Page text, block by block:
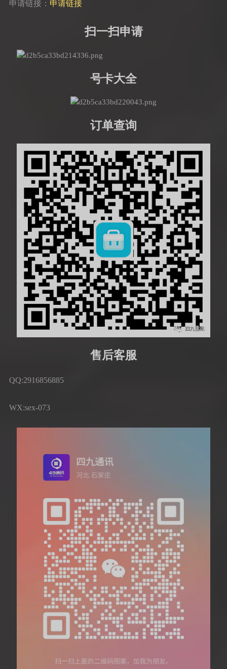
申请链接： 申请链接
扫一扫申请
号卡大全
订单查询
售后客服
QQ:2916856885
WX:sex-073